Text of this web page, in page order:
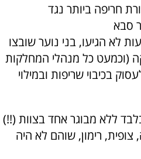
חריפה ביותר נגד
סבא
לא הגיעו, בני נוער שובצו
(וכמעט כל מנהלי המחלקות
בכיבוי שריפות ובמילוי
צופית, רימון, שוהם לא היה